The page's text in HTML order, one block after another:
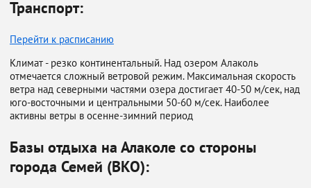
Транспорт:
Перейти к расписанию
Климат - резко континентальный. Над озером Алаколь
отмечается сложный ветровой режим. Максимальная скорость
ветра над северными частями озера достигает 40-50 м/сек, над
юго-восточными и центральными 50-60 м/сек. Наиболее
активны ветры в осенне-зимний период
Базы отдыха на Алаколе со стороны
города Семей (ВКО):